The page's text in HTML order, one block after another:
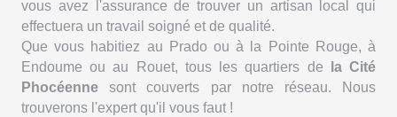
vous avez l'assurance de trouver un artisan local qui
effectuera un travail soigné et de qualité.
Que vous habitiez au Prado ou à la Pointe Rouge, à
Endoume ou au Rouet, tous les quartiers de
la Cité
Phocéennesont couverts par notre réseau. Nous
trouverons l'expert qu'il vous faut !